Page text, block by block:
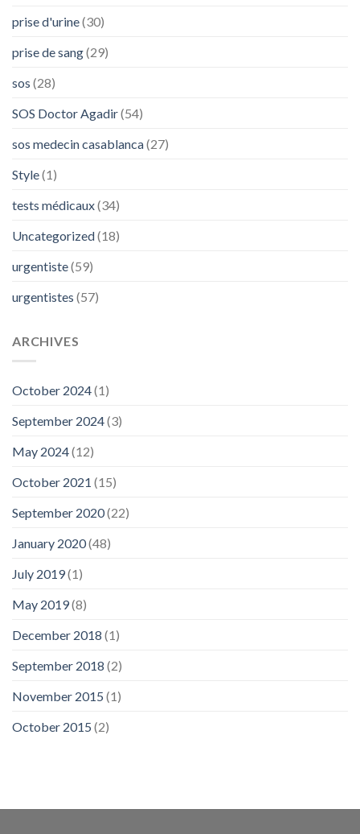
prise d'urine(30)
prise de sang(29)
sos (28)
SOS Doctor Agadir(54)
sos medecin casablanca(27)
Style(1)
tests médicaux(34)
Uncategorized(18)
urgentiste(59)
urgentistes (57)
ARCHIVES
October 2024(1)
September 2024(3)
May 2024(12)
October 2021 (15)
September 2020(22)
January 2020(48)
July 2019(1)
May 2019(8)
December 2018 (1)
September 2018 (2)
November 2015 (1)
October 2015 (2)